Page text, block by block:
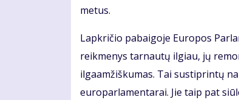
metus.
Lapkričio pabaigoje Europos
reikmenys tarnautų ilgiau, jų
ilgaamžiškumas. Tai sustiprintų
europarlamentarai. Jie taip pat